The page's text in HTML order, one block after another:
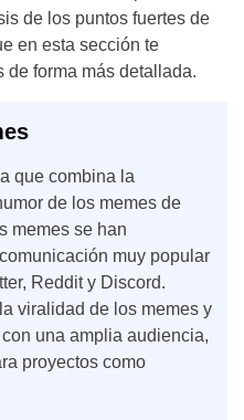
de los puntos fuertes de
en esta sección te
forma más detallada.
que combina la
de los memes de
memes se han
muy popular
Reddit y Discord.
viralidad de los memes y
una amplia audiencia,
proyectos como